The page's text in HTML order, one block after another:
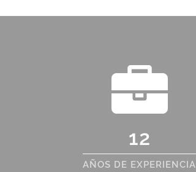
12
AÑOS DE EXPERIENCIA